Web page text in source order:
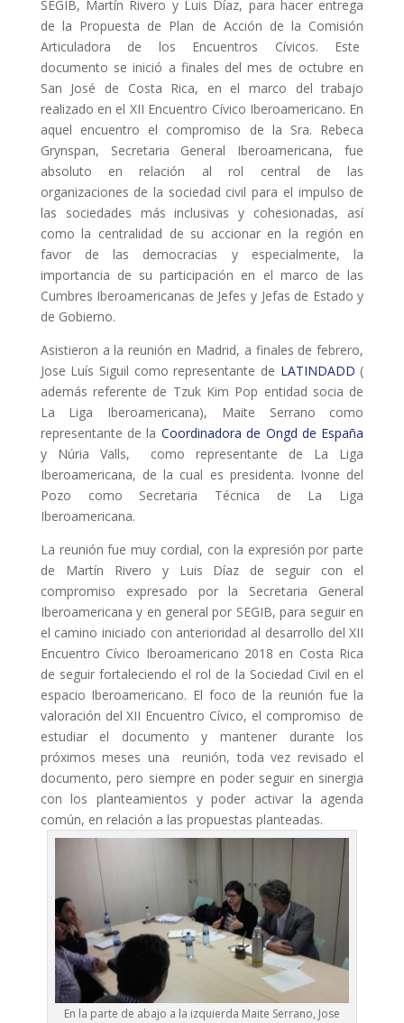
SEGIB, Martín Rivero y Luis Díaz, para hacer entrega
de la Propuesta de Plan de Acción de la Comisión
Articuladora de los Encuentros Cívicos. Este
documento se inició a finales del mes de octubre en
San José de Costa Rica, en el marco del trabajo
realizado en el XII Encuentro Cívico Iberoamericano. En
aquel encuentro el compromiso de la Sra. Rebeca
Grynspan, Secretaria General Iberoamericana, fue
absoluto en relación al rol central de las
organizaciones de la sociedad civil para el impulso de
las sociedades más inclusivas y cohesionadas, así
como la centralidad de su accionar en la región en
favor de las democracias y especialmente, la
importancia de su participación en el marco de las
Cumbres Iberoamericanas de Jefes y Jefas de Estado y
de Gobierno.
Asistieron a la reunión en Madrid, a finales de febrero,
Jose Luís Siguil como representante de LATINDADD (
además referente de Tzuk Kim Pop entidad socia de
La Liga Iberoamericana), Maite Serrano como
representante de la Coordinadora de Ongd de España
y Núria Valls, como representante de La Liga
Iberoamericana, de la cual es presidenta. Ivonne del
Pozo como Secretaria Técnica de La Liga
Iberoamericana.
La reunión fue muy cordial, con la expresión por parte
de Martín Rivero y Luis Díaz de seguir con el
compromiso expresado por la Secretaria General
Iberoamericana y en general por SEGIB, para seguir en
el camino iniciado con anterioridad al desarrollo del XII
Encuentro Cívico Iberoamericano 2018 en Costa Rica
de seguir fortaleciendo el rol de la Sociedad Civil en el
espacio Iberoamericano. El foco de la reunión fue la
valoración del XII Encuentro Cívico, el compromiso de
estudiar el documento y mantener durante los
próximos meses una reunión, toda vez revisado el
documento, pero siempre en poder seguir en sinergia
con los planteamientos y poder activar la agenda
común, en relación a las propuestas planteadas.
En la parte de abajo a la izquierda Maite Serrano, Jose
CONEIX FUNDESPLAI
La Fundació
L'equip
Missió i valors
Els comptes clars
Memòria d'activitats
Proposta educativa
ACTUALITAT
Notícies
Butlletins
Diari de la Fundació
Fundesplai als mitjans
Xarxes socials
COL·LABORA
Fes voluntariat
Treballa amb nosaltres